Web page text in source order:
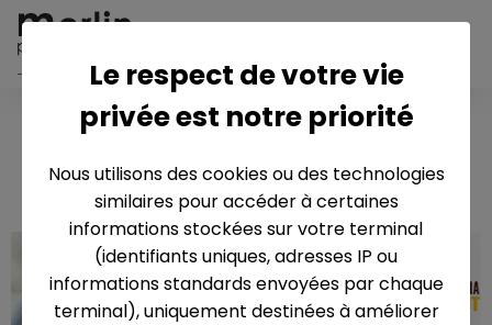
Liés pour
la vie
Le respect de votre vie
privée est notre priorité
Nous utilisons des cookies ou des technologies
similaires pour accéder à certaines
informations stockées sur votre terminal
(identifiants uniques, adresses IP ou
informations standards envoyées par chaque
terminal), uniquement destinées à améliorer